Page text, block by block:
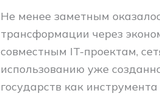
Не менее заметным
трансформации через
совместным IT-проектам,
использованию уже
государств как